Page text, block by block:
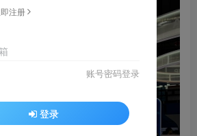
注册
账号密码登录
登录